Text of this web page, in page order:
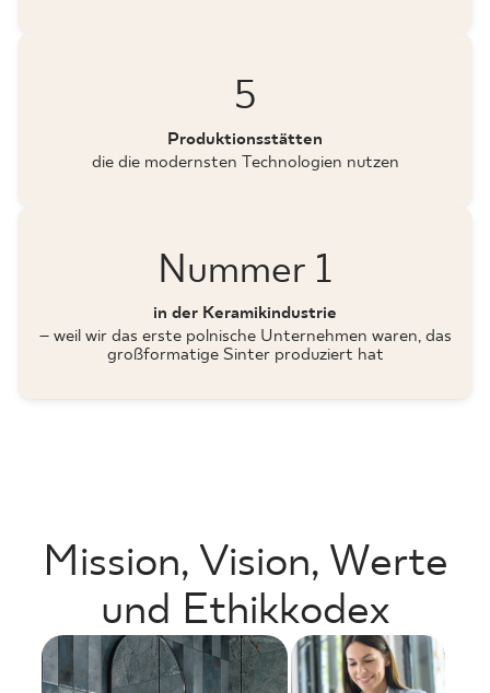
5
Produktionsstätten
die die modernsten Technologien nutzen
Nummer 1
in der Keramikindustrie
– weil wir das erste polnische Unternehmen waren, das
großformatige Sinter produziert hat
Mission, Vision, Werte
und Ethikkodex